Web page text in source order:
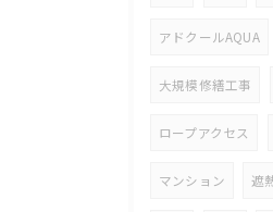
アドクールAQUA
大規模修繕工事
ロープアクセス
マンション 遮